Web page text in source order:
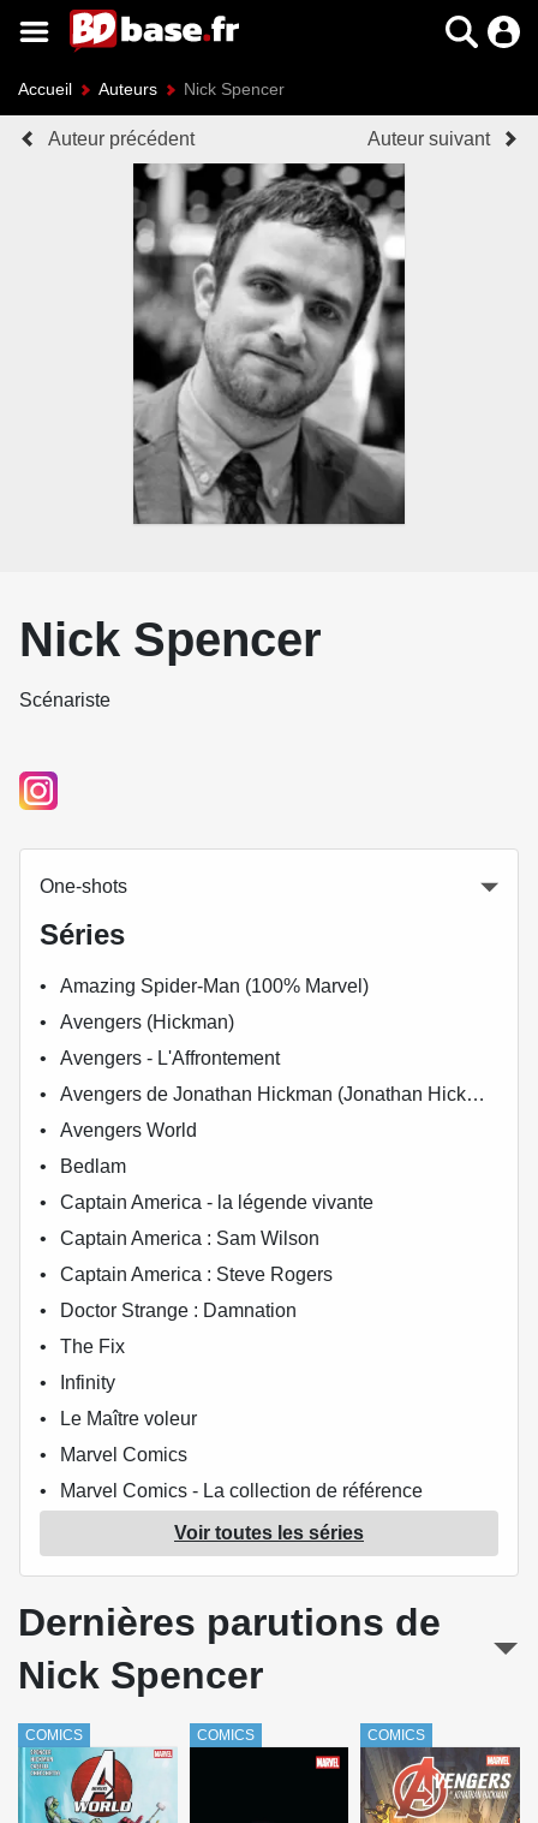
Accueil Auteurs Nick Spencer
Auteur précédent Auteur suivant
Nick Spencer
Scénariste
One-shots
Séries
Amazing Spider-Man (100% Marvel)
Avengers (Hickman)
Avengers - L'Affrontement
Avengers de Jonathan Hickman (Jonathan Hickman)
Avengers World
Bedlam
Captain America - la légende vivante
Captain America : Sam Wilson
Captain America : Steve Rogers
Doctor Strange : Damnation
The Fix
Infinity
Le Maître voleur
Marvel Comics
Marvel Comics - La collection de référence
Marvel Generations
Marvel Heroes (5e série)
Secret Avengers (Marvel Deluxe)
Spider-Man : Spider-Island
Voir toutes les séries
Dernières parutions de
Nick Spencer
COMICS COMICS COMICS